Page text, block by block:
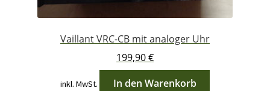
Vaillant VRC-CB mit analoger Uhr
199,90€
inkl. MwSt. In den Warenkorb